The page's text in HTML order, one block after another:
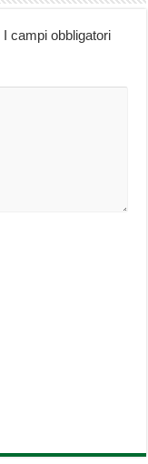
I campi obbligatori